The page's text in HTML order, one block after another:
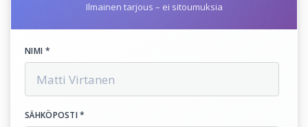
Ilmainen tarjous – ei sitoumuksia
NIMI *
SÄHKÖPOSTI *